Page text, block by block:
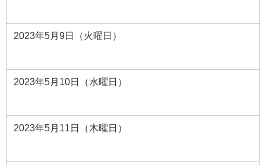
2023年5月9日（火曜日）
2023年5月10日（水曜日）
2023年5月11日（木曜日）